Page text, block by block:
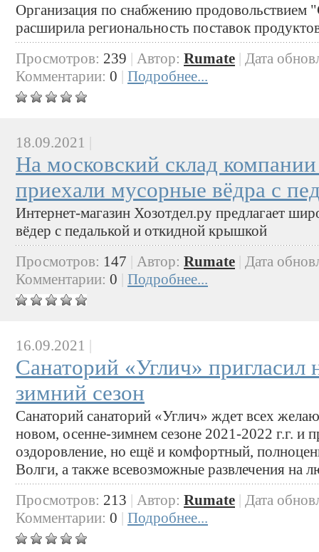
Организация по снабжению
расширила региональность поставок
Просмотров: 239 | Автор: Rumate | Дата
Комментарии: 0 | Подробнее...
18.09.2021
На московский склад
приехали мусорные вёдра с
Интернет-магазин Хозотдел.ру предлагает
вёдер с педалькой и откидной крышкой
Просмотров: 147 Автор: Rumate
Дата
Комментарии: 0 Подробнее...
16.09.2021 |
Санаторий «Углич» пригласил
зимний сезон
Санаторий санаторий «Углич» ждет всех
новом, осенне-зимнем сезоне 2021-2022 г.г. и
оздоровление, но ещё и комфортный,
Волги, а также всевозможные развлечения на
Просмотров: 213 | Автор: Rumate | Дата
Комментарии: 0 | Подробнее...